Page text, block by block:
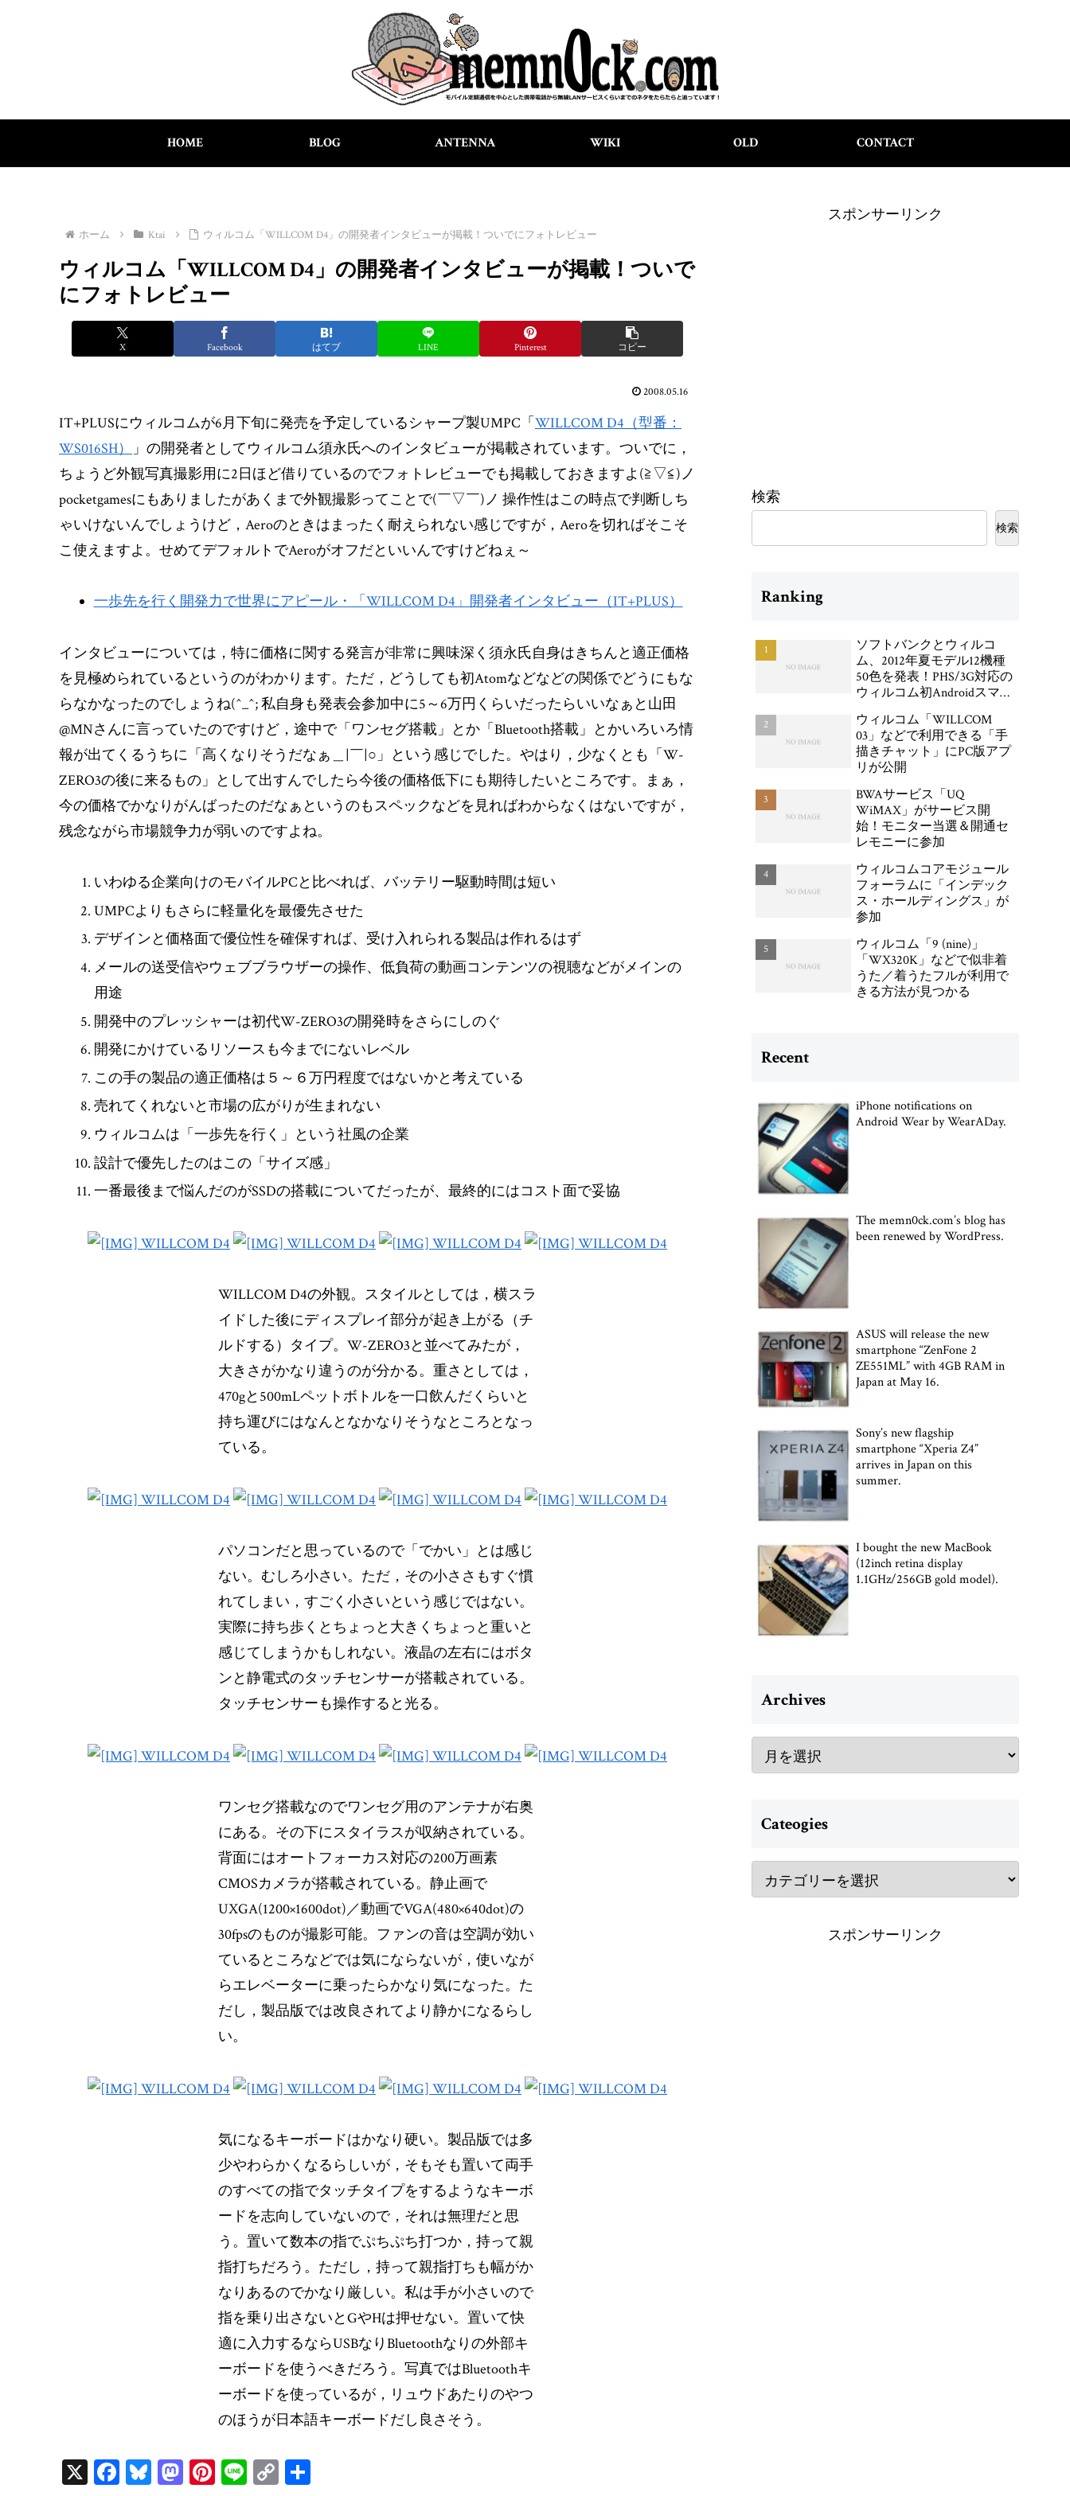
HOME BLOG ANTENNA WIKI OLD CONTACT
ホーム Ktai ウィルコム「WILLCOM D4」の開発者インタビューが掲載！ついでにフォトレビュー
ウィルコム「WILLCOM D4」の開発者インタビューが掲載！ついで
にフォトレビュー
X Facebook はてブ LINE Pinterest コピー
2008.05.16
IT+PLUSにウィルコムが6月下旬に発売を予定しているシャープ製UMPC「 WILLCOM D4（型番：
WS016SH）
」の開発者としてウィルコム須永氏へのインタビューが掲載されています。ついでに，
ちょうど外観写真撮影用に2日ほど借りているのでフォトレビューでも掲載しておきますよ(≧▽≦)ノ
pocketgamesにもありましたがあくまで外観撮影ってことで(￣▽￣)ノ 操作性はこの時点で判断しち
ゃいけないんでしょうけど，Aeroのときはまったく耐えられない感じですが，Aeroを切ればそこそ
こ使えますよ。せめてデフォルトでAeroがオフだといいんですけどねぇ～
一歩先を行く開発力で世界にアピール・「WILLCOM D4」開発者インタビュー（IT+PLUS）
インタビューについては，特に価格に関する発言が非常に興味深く須永氏自身はきちんと適正価格
を見極められているというのがわかります。ただ，どうしても初Atomなどなどの関係でどうにもな
らなかなったのでしょうね(^_^; 私自身も発表会参加中に5～6万円くらいだったらいいなぁと山田
@MNさんに言っていたのですけど，途中で「ワンセグ搭載」とか「Bluetooth搭載」とかいろいろ情
報が出てくるうちに「高くなりそうだなぁ＿|￣|○」という感じでした。やはり，少なくとも「W-
ZERO3の後に来るもの」として出すんでしたら今後の価格低下にも期待したいところです。まぁ，
今の価格でかなりがんばったのだなぁというのもスペックなどを見ればわからなくはないですが，
残念ながら市場競争力が弱いのですよね。
いわゆる企業向けのモバイルPCと比べれば、バッテリー駆動時間は短い
UMPCよりもさらに軽量化を最優先させた
デザインと価格面で優位性を確保すれば、受け入れられる製品は作れるはず
メールの送受信やウェブブラウザーの操作、低負荷の動画コンテンツの視聴などがメインの
用途
開発中のプレッシャーは初代W-ZERO3の開発時をさらにしのぐ
開発にかけているリソースも今までにないレベル
この手の製品の適正価格は５～６万円程度ではないかと考えている
売れてくれないと市場の広がりが生まれない
ウィルコムは「一歩先を行く」という社風の企業
設計で優先したのはこの「サイズ感」
一番最後まで悩んだのがSSDの搭載についてだったが、最終的にはコスト面で妥協
WILLCOM D4の外観。スタイルとしては，横スラ
イドした後にディスプレイ部分が起き上がる（チ
ルドする）タイプ。W-ZERO3と並べてみたが，
大きさがかなり違うのが分かる。重さとしては，
470gと500mLペットボトルを一口飲んだくらいと
持ち運びにはなんとなかなりそうなところとなっ
ている。
パソコンだと思っているので「でかい」とは感じ
ない。むしろ小さい。ただ，その小ささもすぐ慣
れてしまい，すごく小さいという感じではない。
実際に持ち歩くとちょっと大きくちょっと重いと
感じてしまうかもしれない。液晶の左右にはボタ
ンと静電式のタッチセンサーが搭載されている。
タッチセンサーも操作すると光る。
ワンセグ搭載なのでワンセグ用のアンテナが右奥
にある。その下にスタイラスが収納されている。
背面にはオートフォーカス対応の200万画素
CMOSカメラが搭載されている。静止画で
UXGA(1200×1600dot)／動画でVGA(480×640dot)の
30fpsのものが撮影可能。ファンの音は空調が効い
ているところなどでは気にならないが，使いなが
らエレベーターに乗ったらかなり気になった。た
だし，製品版では改良されてより静かになるらし
い。
気になるキーボードはかなり硬い。製品版では多
少やわらかくなるらしいが，そもそも置いて両手
のすべての指でタッチタイプをするようなキーボ
ードを志向していないので，それは無理だと思
う。置いて数本の指でぷちぷち打つか，持って親
指打ちだろう。ただし，持って親指打ちも幅がか
なりあるのでかなり厳しい。私は手が小さいので
指を乗り出さないとGやHは押せない。置いて快
適に入力するならUSBなりBluetoothなりの外部キ
ーボードを使うべきだろう。写真ではBluetoothキ
ーボードを使っているが，リュウドあたりのやつ
のほうが日本語キーボードだし良さそう。
X Fa Bl M Pi Li C
スポンサーリンク
検索
検索
Ranking
ソフトバンクとウィルコ
ム、2012年夏モデル12機種
50色を発表！PHS/3G対応の
ウィルコム初Androidスマー
WX04K」が登場
ウィルコム「WILLCOM
03」などで利用できる「手
描きチャット」にPC版アプ
リが公開
BWAサービス「UQ
WiMAX」がサービス開
始！モニター当選＆開通セ
レモニーに参加
ウィルコムコアモジュール
フォーラムに「インデック
ス・ホールディングス」が
参加
ウィルコム「9 (nine)」
「WX320K」などで似非着
うた／着うたフルが利用で
きる方法が見つかる
Recent
iPhone notifications on
Android Wear by WearADay.
The memn0ck.com’s blog has
been renewed by WordPress.
ASUS will release the new
smartphone “ZenFone 2
ZE551ML” with 4GB RAM in
Japan at May 16.
Sony’s new flagship
smartphone “Xperia Z4”
arrives in Japan on this
summer.
I bought the new MacBook
(12inch retina display
1.1GHz/256GB gold model).
Archives
Cateogies
スポンサーリンク